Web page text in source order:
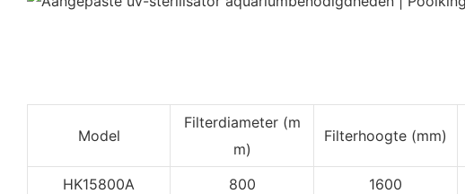
Model
Filterdiameter (m
m)
Filterhoogte (mm)
HK15800A
800 1600